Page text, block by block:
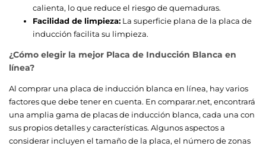
calienta, lo que reduce el riesgo de quemaduras.
Facilidad de limpieza: La superficie plana de la placa de
inducción facilita su limpieza.
¿Cómo elegir la mejor Placa de Inducción Blanca en
línea?
Al comprar una placa de inducción blanca en línea, hay varios
factores que debe tener en cuenta. En comparar.net, encontrará
una amplia gama de placas de inducción blanca, cada una con
sus propios detalles y características. Algunos aspectos a
considerar incluyen el tamaño de la placa, el número de zonas